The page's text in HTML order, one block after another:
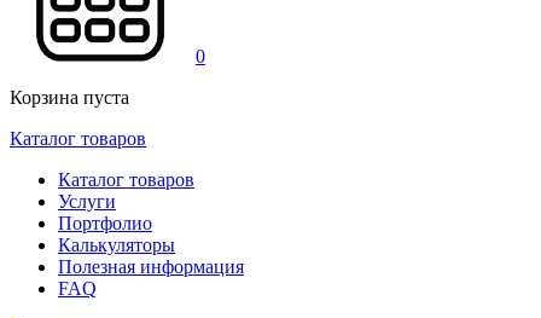
0
Корзина пуста
Каталог товаров
Каталог товаров
Услуги
Портфолио
Калькуляторы
Полезная информация
FAQ